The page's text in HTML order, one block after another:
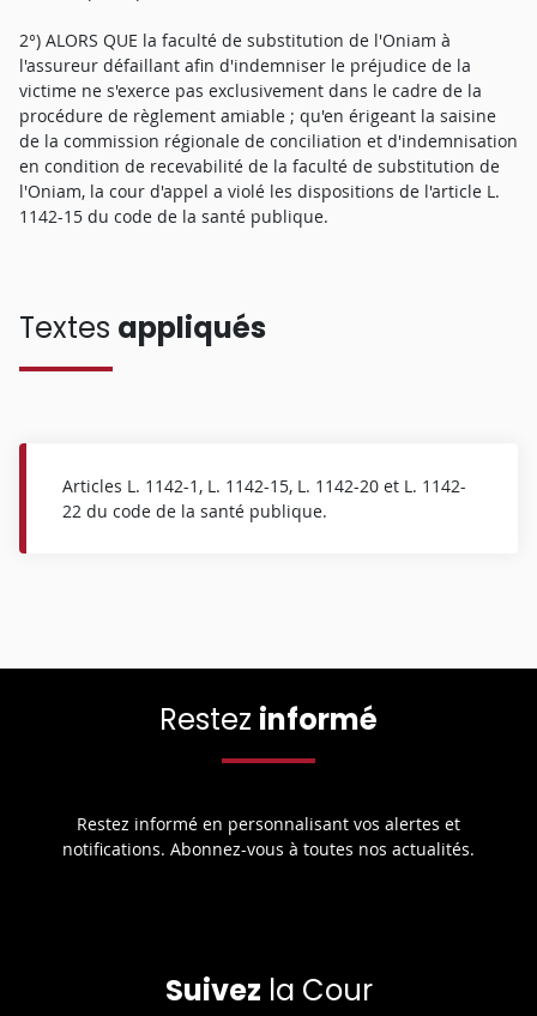
2°) ALORS QUE la faculté de substitution de l'Oniam à
l'assureur défaillant afin d'indemniser le préjudice de la
victime ne s'exerce pas exclusivement dans le cadre de la
procédure de règlement amiable ; qu'en érigeant la saisine
de la commission régionale de conciliation et d'indemnisation
en condition de recevabilité de la faculté de substitution de
l'Oniam, la cour d'appel a violé les dispositions de l'article L.
1142-15 du code de la santé publique.
Textes appliqués
Articles L. 1142-1, L. 1142-15, L. 1142-20 et L. 1142-
22 du code de la santé publique.
Restez informé
Restez informé en personnalisant vos alertes et
notifications. Abonnez-vous à toutes nos actualités.
Suivez la Cour